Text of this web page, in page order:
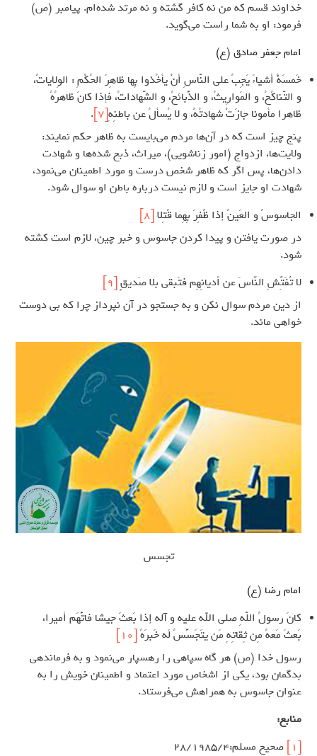
خداوند قسم که من نه کافر گشته و نه مرتد شده‌ام. پیامبر (ص)
فرمود: او به شما راست می‌گوید.
امام جعفر صادق (ع)
خَمسَةُ أشياءَ يَجِبُ على النّاسِ أنْ يأخُذوا بِها ظاهِرَ الحُكْمِ : الوِلاياتُ،
و التّناكُحُ، و المَوارِيثُ، و الذَّبائحُ، و الشّهاداتُ، فإذا كانَ ظاهرُهُ
ظاهرا مأمونا جازَتْ شهادتُهُ، و لا يُسألُ عن باطنِهِ[7]
.
پنج چیز است که در آن‌ها مردم می‌بایست به ظاهر حکم نمایند:
ولایت‌ها، ازدواج (امور زناشویی)، میراث، ذبح شده‌ها و شهادت
دادن‌ها، پس اگر که ظاهر شخص درست و مورد اطمینان می‌نمود،
شهادت او جایز است و لازم نیست درباره باطن او سوال شود.
الجاسوسُ و العَينُ إذا ظُفِرَ بِهِما قُتِلا [8]
در صورت یافتن و پیدا کردن جاسوس و خبر چین، لازم است کشته
شود.
لا تُفَتِّشِ النّاسَ عن أديانِهِم فتَبقى بلا صَديقٍ [9]
از دین مردم سوال نکن و به جستجو در آن نپرداز چرا که بی دوست
خواهی ماند.
تجسس
امام رضا (ع)
كانَ رسولُ اللّهِ صلى الله عليه و آله إذا بَعثَ جيشا فاتَّهَم أميرا،
بَعثَ مَعهُ مِن ثِقاتِهِ مَن يتَجَسَّسُ لَه خَبرَهُ [10]
رسول خدا (ص) هر گاه سپاهی را رهسپار می‌نمود و به فرماندهی
بدگمان بود، یکی از اشخاص مورد اعتماد و اطمینان خویش را به
عنوان جاسوس به همراهش می‌فرستاد.
منابع:
[1]
صحیح مسلم:28/1985/4